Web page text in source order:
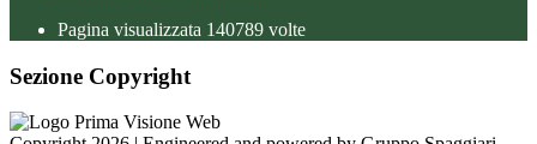
Pagina visualizzata 140789 volte
Sezione Copyright